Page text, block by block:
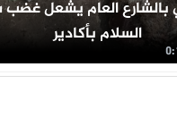
بالشارع العام يشعل
السلام بأكادير